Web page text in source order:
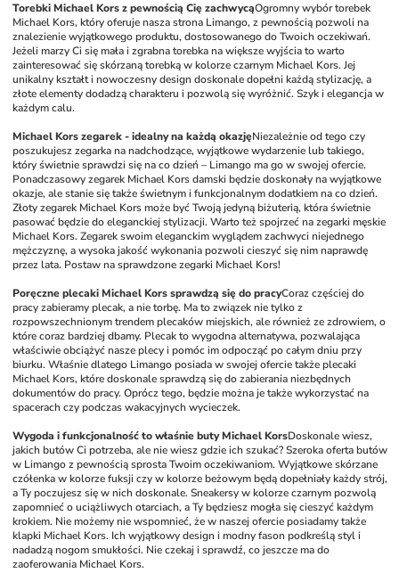
Torebki Michael Kors z pewnością Cię zachwycąOgromny wybór torebek
Michael Kors, który oferuje nasza strona Limango, z pewnością pozwoli na
znalezienie wyjątkowego produktu, dostosowanego do Twoich oczekiwań.
Jeżeli marzy Ci się mała i zgrabna torebka na większe wyjścia to warto
zainteresować się skórzaną torebką w kolorze czarnym Michael Kors. Jej
unikalny kształt i nowoczesny design doskonale dopełni każdą stylizację, a
złote elementy dodadzą charakteru i pozwolą się wyróżnić. Szyk i elegancja w
każdym calu.
Michael Kors zegarek - idealny na każdą okazjęNiezależnie od tego czy
poszukujesz zegarka na nadchodzące, wyjątkowe wydarzenie lub takiego,
który świetnie sprawdzi się na co dzień – Limango ma go w swojej ofercie.
Ponadczasowy zegarek Michael Kors damski będzie doskonały na wyjątkowe
okazje, ale stanie się także świetnym i funkcjonalnym dodatkiem na co dzień.
Złoty zegarek Michael Kors może być Twoją jedyną biżuterią, która świetnie
pasować będzie do eleganckiej stylizacji. Warto też spojrzeć na zegarki męskie
Michael Kors. Zegarek swoim eleganckim wyglądem zachwyci niejednego
mężczyznę, a wysoka jakość wykonania pozwoli cieszyć się nim naprawdę
przez lata. Postaw na sprawdzone zegarki Michael Kors!
Poręczne plecaki Michael Kors sprawdzą się do pracyCoraz częściej do
pracy zabieramy plecak, a nie torbę. Ma to związek nie tylko z
rozpowszechnionym trendem plecaków miejskich, ale również ze zdrowiem, o
które coraz bardziej dbamy. Plecak to wygodna alternatywa, pozwalająca
właściwie obciążyć nasze plecy i pomóc im odpocząć po całym dniu przy
biurku. Właśnie dlatego Limango posiada w swojej ofercie także plecaki
Michael Kors, które doskonale sprawdzą się do zabierania niezbędnych
dokumentów do pracy. Oprócz tego, będzie można je także wykorzystać na
spacerach czy podczas wakacyjnych wycieczek.
Wygoda i funkcjonalność to właśnie buty Michael KorsDoskonale wiesz,
jakich butów Ci potrzeba, ale nie wiesz gdzie ich szukać? Szeroka oferta butów
w Limango z pewnością sprosta Twoim oczekiwaniom. Wyjątkowe skórzane
czółenka w kolorze fuksji czy w kolorze beżowym będą dopełniały każdy strój,
a Ty poczujesz się w nich doskonale. Sneakersy w kolorze czarnym pozwolą
zapomnieć o uciążliwych otarciach, a Ty będziesz mogła się cieszyć każdym
krokiem. Nie możemy nie wspomnieć, że w naszej ofercie posiadamy także
klapki Michael Kors. Ich wyjątkowy design i modny fason podkreślą styl i
nadadzą nogom smukłości. Nie czekaj i sprawdź, co jeszcze ma do
zaoferowania Michael Kors.